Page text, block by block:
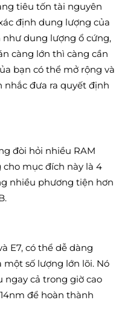
tiêu tốn tài nguyên
định dung lượng của
như dung lượng ổ cứng,
càng lớn thì càng cần
bạn có thể mở rộng và
nhắc đưa ra quyết định
đòi hỏi nhiều RAM
cho mục đích này là 4
nhiều phương tiện hơn
E7, có thể dễ dàng
số lượng lớn lõi. Nó
ngay cả trong giờ cao
để hoàn thành